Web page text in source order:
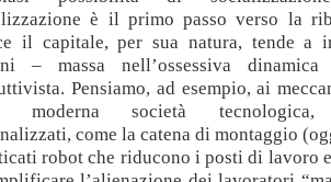
è il primo passo verso la
il capitale, per sua natura, tende a
– massa nell’ossessiva
Pensiamo, ad esempio, ai
moderna società tecnologica,
come la catena di montaggio
robot che riducono i posti di lavoro